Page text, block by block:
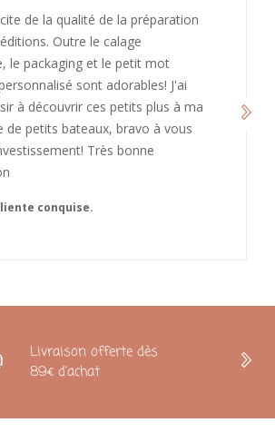
J’ai adoré ouvrir ce paquet votre message est
bienveillant et fait plaisir. Je ne manquerai pas
de recommandé chez vous. Bonne
continuation et merci à vous.
Caroline
Livraison offerte dès
89€ d'achat